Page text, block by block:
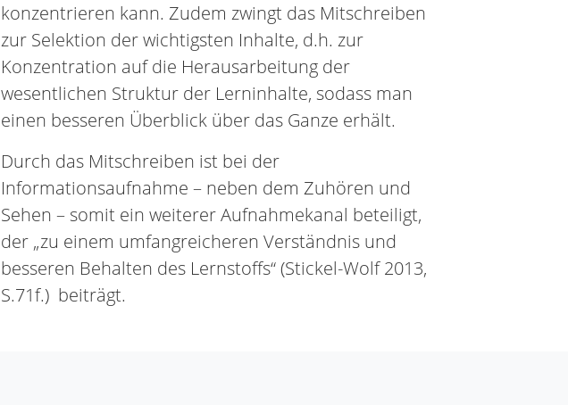
konzentrieren kann. Zudem zwingt das Mitschreiben
zur Selektion der wichtigsten Inhalte, d.h. zur
Konzentration auf die Herausarbeitung der
wesentlichen Struktur der Lerninhalte, sodass man
einen besseren Überblick über das Ganze erhält.
Durch das Mitschreiben ist bei der
Informationsaufnahme – neben dem Zuhören und
Sehen – somit ein weiterer Aufnahmekanal beteiligt,
der „zu einem umfangreicheren Verständnis und
besseren Behalten des Lernstoffs“ (Stickel-Wolf 2013,
S.71f.) beiträgt.